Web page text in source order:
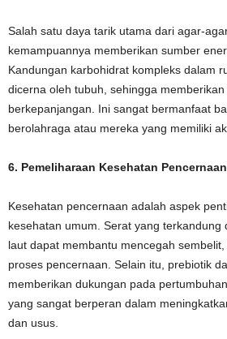
Salah satu daya tarik utama dari agar-
kemampuannya memberikan sumber
Kandungan karbohidrat kompleks dalam
dicerna oleh tubuh, sehingga
berkepanjangan. Ini sangat bermanfaat
berolahraga atau mereka yang memiliki
6. Pemeliharaan Kesehatan Pencernaan
Kesehatan pencernaan adalah aspek
kesehatan umum. Serat yang
laut dapat membantu mencegah
proses pencernaan. Selain itu, prebiotik
memberikan dukungan pada
yang sangat berperan dalam
dan usus.